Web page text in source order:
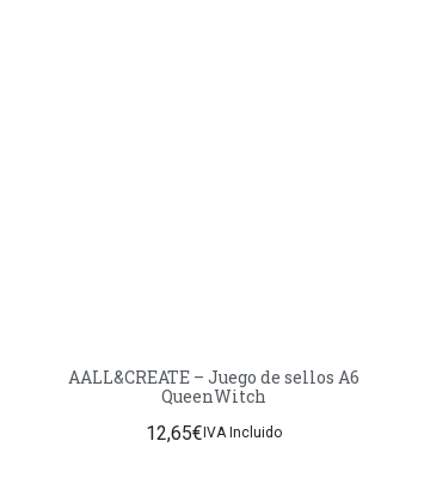
AALL&CREATE – Juego de sellos A6
QueenWitch
12,65€IVA Incluido